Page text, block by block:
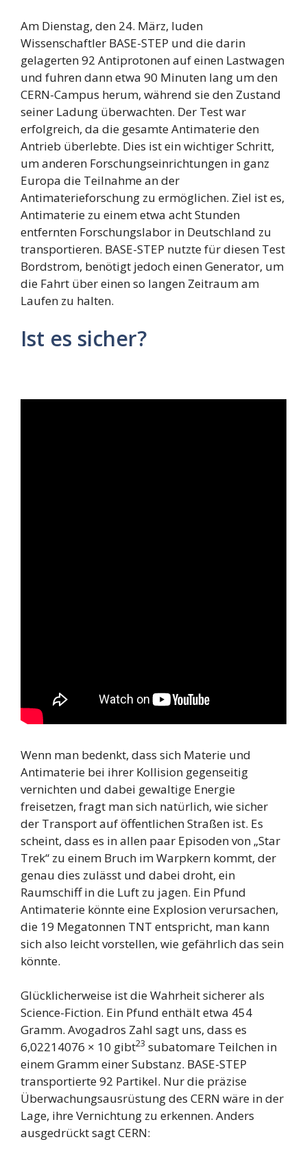
Am Dienstag, den 24. März, luden
Wissenschaftler BASE-STEP und die darin
gelagerten 92 Antiprotonen auf einen Lastwagen
und fuhren dann etwa 90 Minuten lang um den
CERN-Campus herum, während sie den Zustand
seiner Ladung überwachten. Der Test war
erfolgreich, da die gesamte Antimaterie den
Antrieb überlebte. Dies ist ein wichtiger Schritt,
um anderen Forschungseinrichtungen in ganz
Europa die Teilnahme an der
Antimaterieforschung zu ermöglichen. Ziel ist es,
Antimaterie zu einem etwa acht Stunden
entfernten Forschungslabor in Deutschland zu
transportieren. BASE-STEP nutzte für diesen Test
Bordstrom, benötigt jedoch einen Generator, um
die Fahrt über einen so langen Zeitraum am
Laufen zu halten.
Ist es sicher?
Wenn man bedenkt, dass sich Materie und
Antimaterie bei ihrer Kollision gegenseitig
vernichten und dabei gewaltige Energie
freisetzen, fragt man sich natürlich, wie sicher
der Transport auf öffentlichen Straßen ist. Es
scheint, dass es in allen paar Episoden von „Star
Trek“ zu einem Bruch im Warpkern kommt, der
genau dies zulässt und dabei droht, ein
Raumschiff in die Luft zu jagen. Ein Pfund
Antimaterie könnte eine Explosion verursachen,
die 19 Megatonnen TNT entspricht, man kann
sich also leicht vorstellen, wie gefährlich das sein
könnte.
Glücklicherweise ist die Wahrheit sicherer als
Science-Fiction. Ein Pfund enthält etwa 454
Gramm. Avogadros Zahl sagt uns, dass es
6,02214076 × 10 gibt23 subatomare Teilchen in
einem Gramm einer Substanz. BASE-STEP
transportierte 92 Partikel. Nur die präzise
Überwachungsausrüstung des CERN wäre in der
Lage, ihre Vernichtung zu erkennen. Anders
ausgedrückt sagt CERN: